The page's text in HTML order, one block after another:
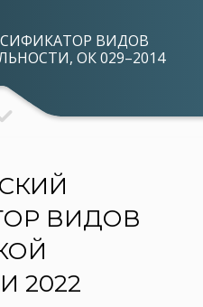
ВИДОВ
ОК 029–2014
ВИДОВ
2022